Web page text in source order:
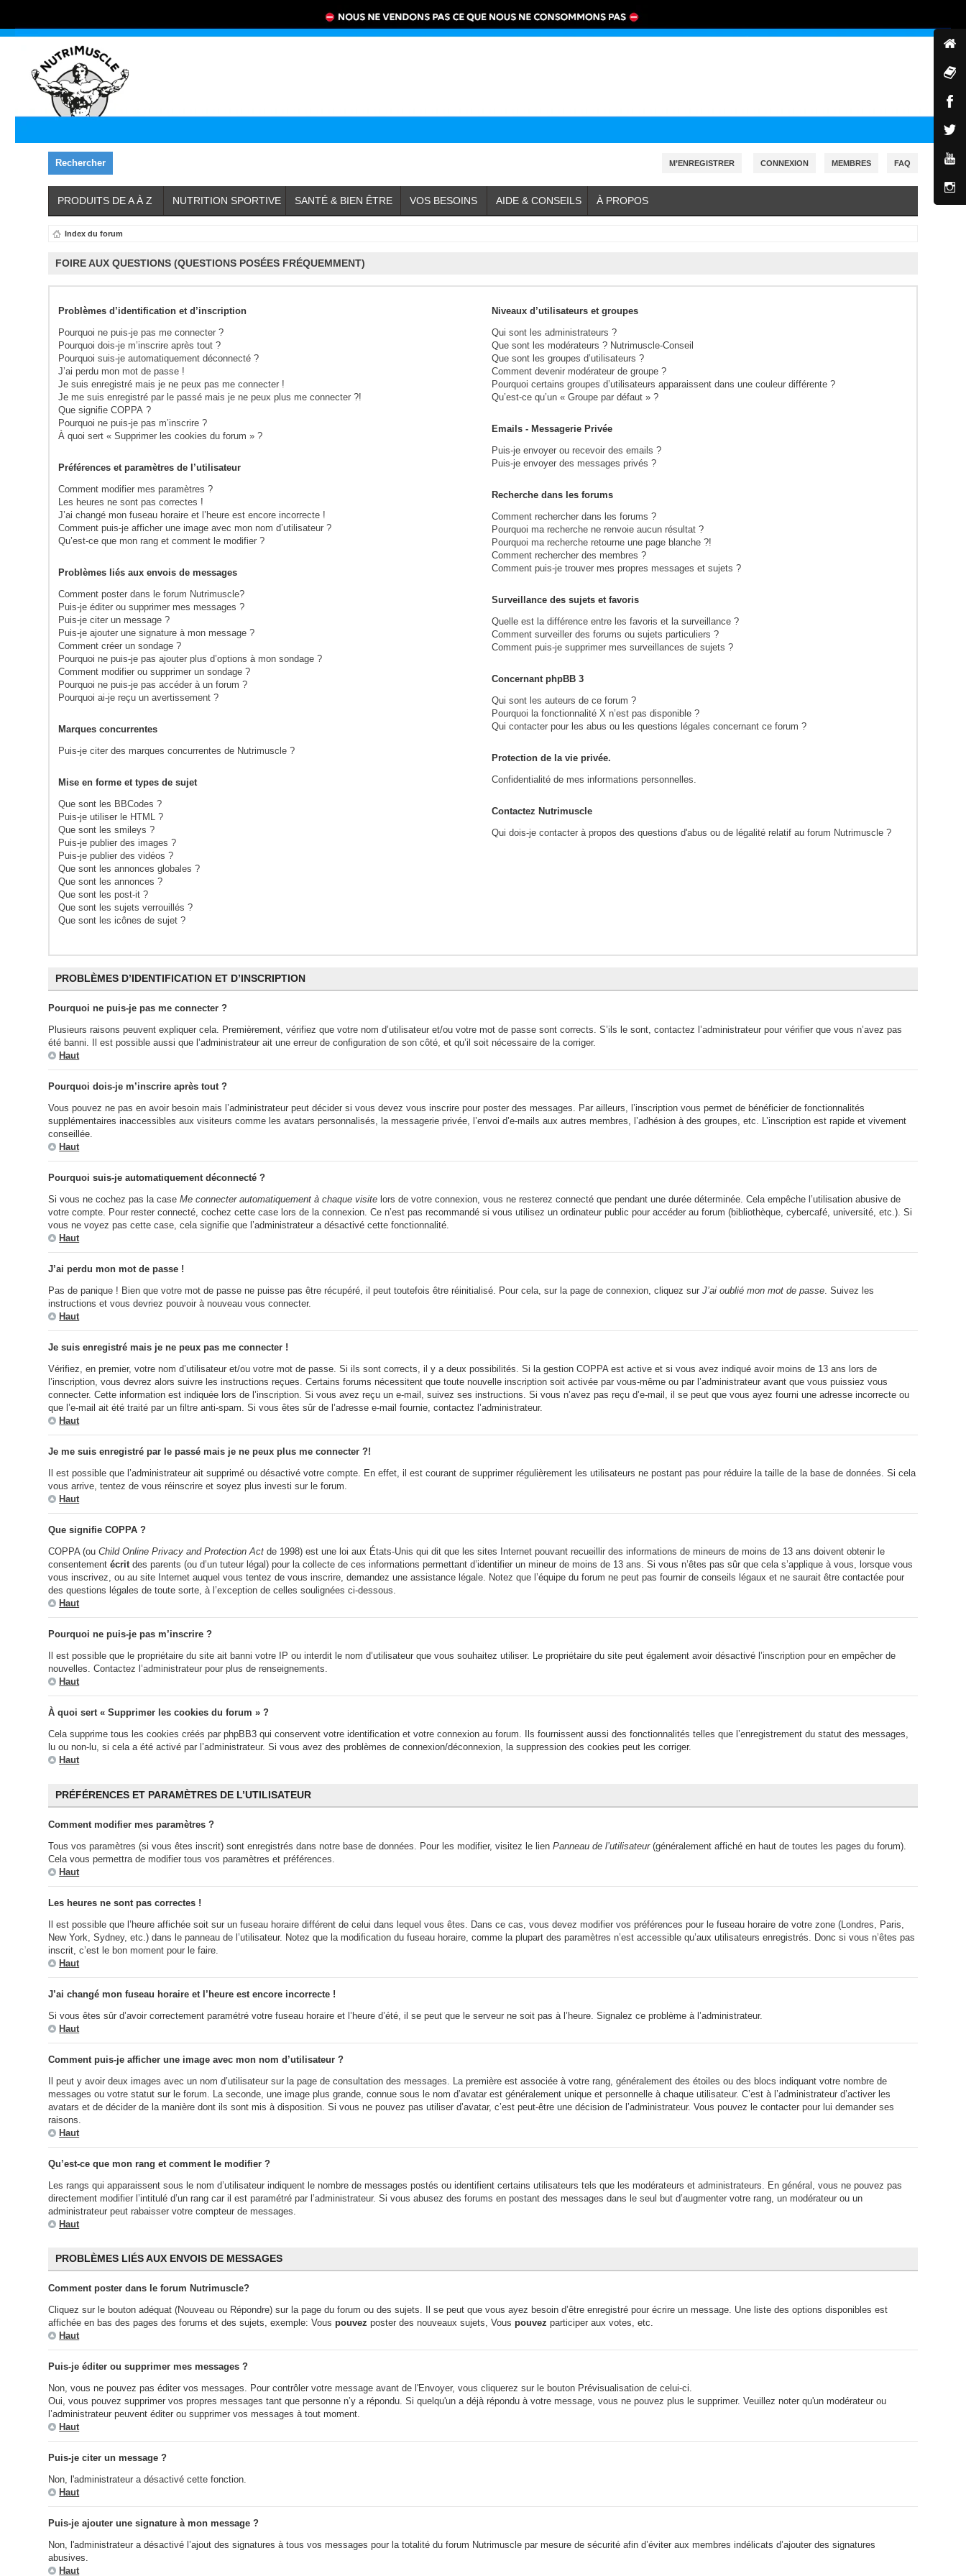
M’ENREGISTRER CONNEXION MEMBRES FAQ
Rechercher
PRODUITS DE A À Z NUTRITION SPORTIVE SANTÉ & BIEN ÊTRE VOS BESOINS AIDE & CONSEILS À PROPOS
Index du forum
FOIRE AUX QUESTIONS (QUESTIONS POSÉES FRÉQUEMMENT)
Problèmes d’identification et d’inscription
Pourquoi ne puis-je pas me connecter ?
Pourquoi dois-je m’inscrire après tout ?
Pourquoi suis-je automatiquement déconnecté ?
J’ai perdu mon mot de passe !
Je suis enregistré mais je ne peux pas me connecter !
Je me suis enregistré par le passé mais je ne peux plus me connecter ?!
Que signifie COPPA ?
Pourquoi ne puis-je pas m’inscrire ?
À quoi sert « Supprimer les cookies du forum » ?
Préférences et paramètres de l’utilisateur
Comment modifier mes paramètres ?
Les heures ne sont pas correctes !
J’ai changé mon fuseau horaire et l’heure est encore incorrecte !
Comment puis-je afficher une image avec mon nom d’utilisateur ?
Qu’est-ce que mon rang et comment le modifier ?
Problèmes liés aux envois de messages
Comment poster dans le forum Nutrimuscle?
Puis-je éditer ou supprimer mes messages ?
Puis-je citer un message ?
Puis-je ajouter une signature à mon message ?
Comment créer un sondage ?
Pourquoi ne puis-je pas ajouter plus d’options à mon sondage ?
Comment modifier ou supprimer un sondage ?
Pourquoi ne puis-je pas accéder à un forum ?
Pourquoi ai-je reçu un avertissement ?
Marques concurrentes
Puis-je citer des marques concurrentes de Nutrimuscle ?
Mise en forme et types de sujet
Que sont les BBCodes ?
Puis-je utiliser le HTML ?
Que sont les smileys ?
Puis-je publier des images ?
Puis-je publier des vidéos ?
Que sont les annonces globales ?
Que sont les annonces ?
Que sont les post-it ?
Que sont les sujets verrouillés ?
Que sont les icônes de sujet ?
Niveaux d’utilisateurs et groupes
Qui sont les administrateurs ?
Que sont les modérateurs ? Nutrimuscle-Conseil
Que sont les groupes d’utilisateurs ?
Comment devenir modérateur de groupe ?
Pourquoi certains groupes d’utilisateurs apparaissent dans une couleur différente ?
Qu’est-ce qu’un « Groupe par défaut » ?
Emails - Messagerie Privée
Puis-je envoyer ou recevoir des emails ?
Puis-je envoyer des messages privés ?
Recherche dans les forums
Comment rechercher dans les forums ?
Pourquoi ma recherche ne renvoie aucun résultat ?
Pourquoi ma recherche retourne une page blanche ?!
Comment rechercher des membres ?
Comment puis-je trouver mes propres messages et sujets ?
Surveillance des sujets et favoris
Quelle est la différence entre les favoris et la surveillance ?
Comment surveiller des forums ou sujets particuliers ?
Comment puis-je supprimer mes surveillances de sujets ?
Concernant phpBB 3
Qui sont les auteurs de ce forum ?
Pourquoi la fonctionnalité X n’est pas disponible ?
Qui contacter pour les abus ou les questions légales concernant ce forum ?
Protection de la vie privée.
Confidentialité de mes informations personnelles.
Contactez Nutrimuscle
Qui dois-je contacter à propos des questions d'abus ou de légalité relatif au forum Nutrimuscle ?
PROBLÈMES D’IDENTIFICATION ET D’INSCRIPTION
Pourquoi ne puis-je pas me connecter ?
Plusieurs raisons peuvent expliquer cela. Premièrement, vérifiez que votre nom d’utilisateur et/ou votre mot de passe sont corrects. S’ils le sont, contactez l’administrateur pour vérifier que vous n’avez pas
été banni. Il est possible aussi que l’administrateur ait une erreur de configuration de son côté, et qu’il soit nécessaire de la corriger.
Haut
Pourquoi dois-je m’inscrire après tout ?
Vous pouvez ne pas en avoir besoin mais l’administrateur peut décider si vous devez vous inscrire pour poster des messages. Par ailleurs, l’inscription vous permet de bénéficier de fonctionnalités
supplémentaires inaccessibles aux visiteurs comme les avatars personnalisés, la messagerie privée, l’envoi d’e-mails aux autres membres, l’adhésion à des groupes, etc. L’inscription est rapide et vivement
conseillée.
Haut
Pourquoi suis-je automatiquement déconnecté ?
Si vous ne cochez pas la caseMe connecter automatiquement à chaque visite lors de votre connexion, vous ne resterez connecté que pendant une durée déterminée. Cela empêche l’utilisation abusive de
votre compte. Pour rester connecté, cochez cette case lors de la connexion. Ce n’est pas recommandé si vous utilisez un ordinateur public pour accéder au forum (bibliothèque, cybercafé, université, etc.). Si
vous ne voyez pas cette case, cela signifie que l’administrateur a désactivé cette fonctionnalité.
Haut
J’ai perdu mon mot de passe !
Pas de panique ! Bien que votre mot de passe ne puisse pas être récupéré, il peut toutefois être réinitialisé. Pour cela, sur la page de connexion, cliquez surJ’ai oublié mon mot de passe . Suivez les
instructions et vous devriez pouvoir à nouveau vous connecter.
Haut
Je suis enregistré mais je ne peux pas me connecter !
Vérifiez, en premier, votre nom d’utilisateur et/ou votre mot de passe. Si ils sont corrects, il y a deux possibilités. Si la gestion COPPA est active et si vous avez indiqué avoir moins de 13 ans lors de
l’inscription, vous devrez alors suivre les instructions reçues. Certains forums nécessitent que toute nouvelle inscription soit activée par vous-même ou par l’administrateur avant que vous puissiez vous
connecter. Cette information est indiquée lors de l’inscription. Si vous avez reçu un e-mail, suivez ses instructions. Si vous n’avez pas reçu d’e-mail, il se peut que vous ayez fourni une adresse incorrecte ou
que l’e-mail ait été traité par un filtre anti-spam. Si vous êtes sûr de l’adresse e-mail fournie, contactez l’administrateur.
Haut
Je me suis enregistré par le passé mais je ne peux plus me connecter ?!
Il est possible que l’administrateur ait supprimé ou désactivé votre compte. En effet, il est courant de supprimer régulièrement les utilisateurs ne postant pas pour réduire la taille de la base de données. Si cela
vous arrive, tentez de vous réinscrire et soyez plus investi sur le forum.
Haut
Que signifie COPPA ?
COPPA (ouChild Online Privacy and Protection Act de 1998) est une loi aux États-Unis qui dit que les sites Internet pouvant recueillir des informations de mineurs de moins de 13 ans doivent obtenir le
consentementécrit des parents (ou d’un tuteur légal) pour la collecte de ces informations permettant d’identifier un mineur de moins de 13 ans. Si vous n’êtes pas sûr que cela s’applique à vous, lorsque vous
vous inscrivez, ou au site Internet auquel vous tentez de vous inscrire, demandez une assistance légale. Notez que l’équipe du forum ne peut pas fournir de conseils légaux et ne saurait être contactée pour
des questions légales de toute sorte, à l’exception de celles soulignées ci-dessous.
Haut
Pourquoi ne puis-je pas m’inscrire ?
Il est possible que le propriétaire du site ait banni votre IP ou interdit le nom d’utilisateur que vous souhaitez utiliser. Le propriétaire du site peut également avoir désactivé l’inscription pour en empêcher de
nouvelles. Contactez l’administrateur pour plus de renseignements.
Haut
À quoi sert « Supprimer les cookies du forum » ?
Cela supprime tous les cookies créés par phpBB3 qui conservent votre identification et votre connexion au forum. Ils fournissent aussi des fonctionnalités telles que l’enregistrement du statut des messages,
lu ou non-lu, si cela a été activé par l’administrateur. Si vous avez des problèmes de connexion/déconnexion, la suppression des cookies peut les corriger.
Haut
PRÉFÉRENCES ET PARAMÈTRES DE L’UTILISATEUR
Comment modifier mes paramètres ?
Tous vos paramètres (si vous êtes inscrit) sont enregistrés dans notre base de données. Pour les modifier, visitez le lienPanneau de l’utilisateur(généralement affiché en haut de toutes les pages du forum).
Cela vous permettra de modifier tous vos paramètres et préférences.
Haut
Les heures ne sont pas correctes !
Il est possible que l’heure affichée soit sur un fuseau horaire différent de celui dans lequel vous êtes. Dans ce cas, vous devez modifier vos préférences pour le fuseau horaire de votre zone (Londres, Paris,
New York, Sydney, etc.) dans le panneau de l’utilisateur. Notez que la modification du fuseau horaire, comme la plupart des paramètres n’est accessible qu’aux utilisateurs enregistrés. Donc si vous n’êtes pas
inscrit, c’est le bon moment pour le faire.
Haut
J’ai changé mon fuseau horaire et l’heure est encore incorrecte !
Si vous êtes sûr d’avoir correctement paramétré votre fuseau horaire et l’heure d’été, il se peut que le serveur ne soit pas à l’heure. Signalez ce problème à l’administrateur.
Haut
Comment puis-je afficher une image avec mon nom d’utilisateur ?
Il peut y avoir deux images avec un nom d’utilisateur sur la page de consultation des messages. La première est associée à votre rang, généralement des étoiles ou des blocs indiquant votre nombre de
messages ou votre statut sur le forum. La seconde, une image plus grande, connue sous le nom d’avatar est généralement unique et personnelle à chaque utilisateur. C’est à l’administrateur d’activer les
avatars et de décider de la manière dont ils sont mis à disposition. Si vous ne pouvez pas utiliser d’avatar, c’est peut-être une décision de l’administrateur. Vous pouvez le contacter pour lui demander ses
raisons.
Haut
Qu’est-ce que mon rang et comment le modifier ?
Les rangs qui apparaissent sous le nom d’utilisateur indiquent le nombre de messages postés ou identifient certains utilisateurs tels que les modérateurs et administrateurs. En général, vous ne pouvez pas
directement modifier l’intitulé d’un rang car il est paramétré par l’administrateur. Si vous abusez des forums en postant des messages dans le seul but d’augmenter votre rang, un modérateur ou un
administrateur peut rabaisser votre compteur de messages.
Haut
PROBLÈMES LIÉS AUX ENVOIS DE MESSAGES
Comment poster dans le forum Nutrimuscle?
Cliquez sur le bouton adéquat (Nouveau ou Répondre) sur la page du forum ou des sujets. Il se peut que vous ayez besoin d’être enregistré pour écrire un message. Une liste des options disponibles est
affichée en bas des pages des forums et des sujets, exemple: Vouspouvez poster des nouveaux sujets, Vouspouvez participer aux votes, etc.
Haut
Puis-je éditer ou supprimer mes messages ?
Non, vous ne pouvez pas éditer vos messages. Pour contrôler votre message avant de l'Envoyer, vous cliquerez sur le bouton Prévisualisation de celui-ci.
Oui, vous pouvez supprimer vos propres messages tant que personne n’y a répondu. Si quelqu'un a déjà répondu à votre message, vous ne pouvez plus le supprimer. Veuillez noter qu'un modérateur ou
l’administrateur peuvent éditer ou supprimer vos messages à tout moment.
Haut
Puis-je citer un message ?
Non, l'administrateur a désactivé cette fonction.
Haut
Puis-je ajouter une signature à mon message ?
Non, l'administrateur a désactivé l’ajout des signatures à tous vos messages pour la totalité du forum Nutrimuscle par mesure de sécurité afin d’éviter aux membres indélicats d’ajouter des signatures
abusives.
Haut